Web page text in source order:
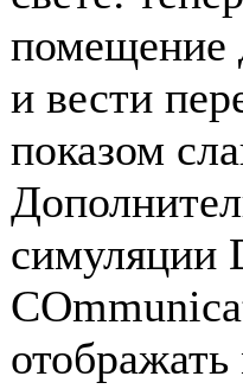
помещение
и вести
показом
симуляции